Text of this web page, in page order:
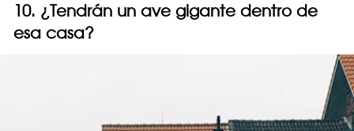
10. ¿Tendrán un ave gigante dentro de
esa casa?